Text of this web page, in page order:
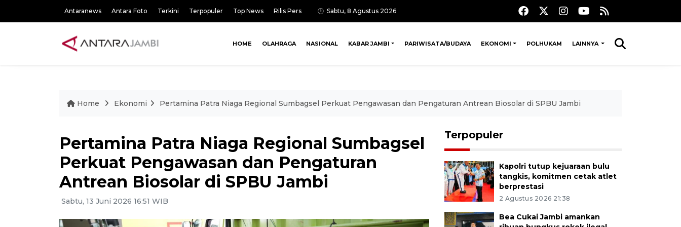
Antaranews Antara Foto Terkini Terpopuler Top News Rilis Pers Sabtu, 8 Agustus 2026
HOME OLAHRAGA NASIONAL KABAR JAMBI PARIWISATA/BUDAYA EKONOMI POLHUKAM LAINNYA
Home Ekonomi Pertamina Patra Niaga Regional Sumbagsel Perkuat Pengawasan dan Pengaturan Antrean Biosolar di SPBU Jambi
Pertamina Patra Niaga Regional Sumbagsel
Perkuat Pengawasan dan Pengaturan
Antrean Biosolar di SPBU Jambi
Sabtu, 13 Juni 2026 16:51 WIB
Terpopuler
Kapolri tutup kejuaraan bulu
tangkis, komitmen cetak atlet
berprestasi
2 Agustus 2026 21:38
Bea Cukai Jambi amankan